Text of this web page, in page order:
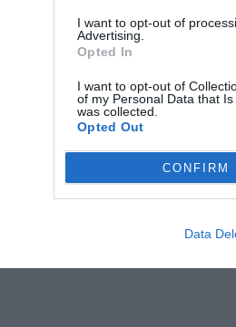
I want to opt-out of
Advertising.
Opted In
I want to opt-out of
of my Personal Data that
was collected.
Opted Out
CONFIRM
Data